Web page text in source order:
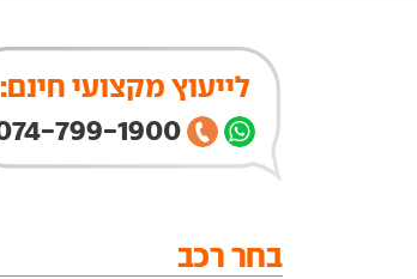
לייעוץ מקצועי חינם:
074-799-1900
בחר רכב